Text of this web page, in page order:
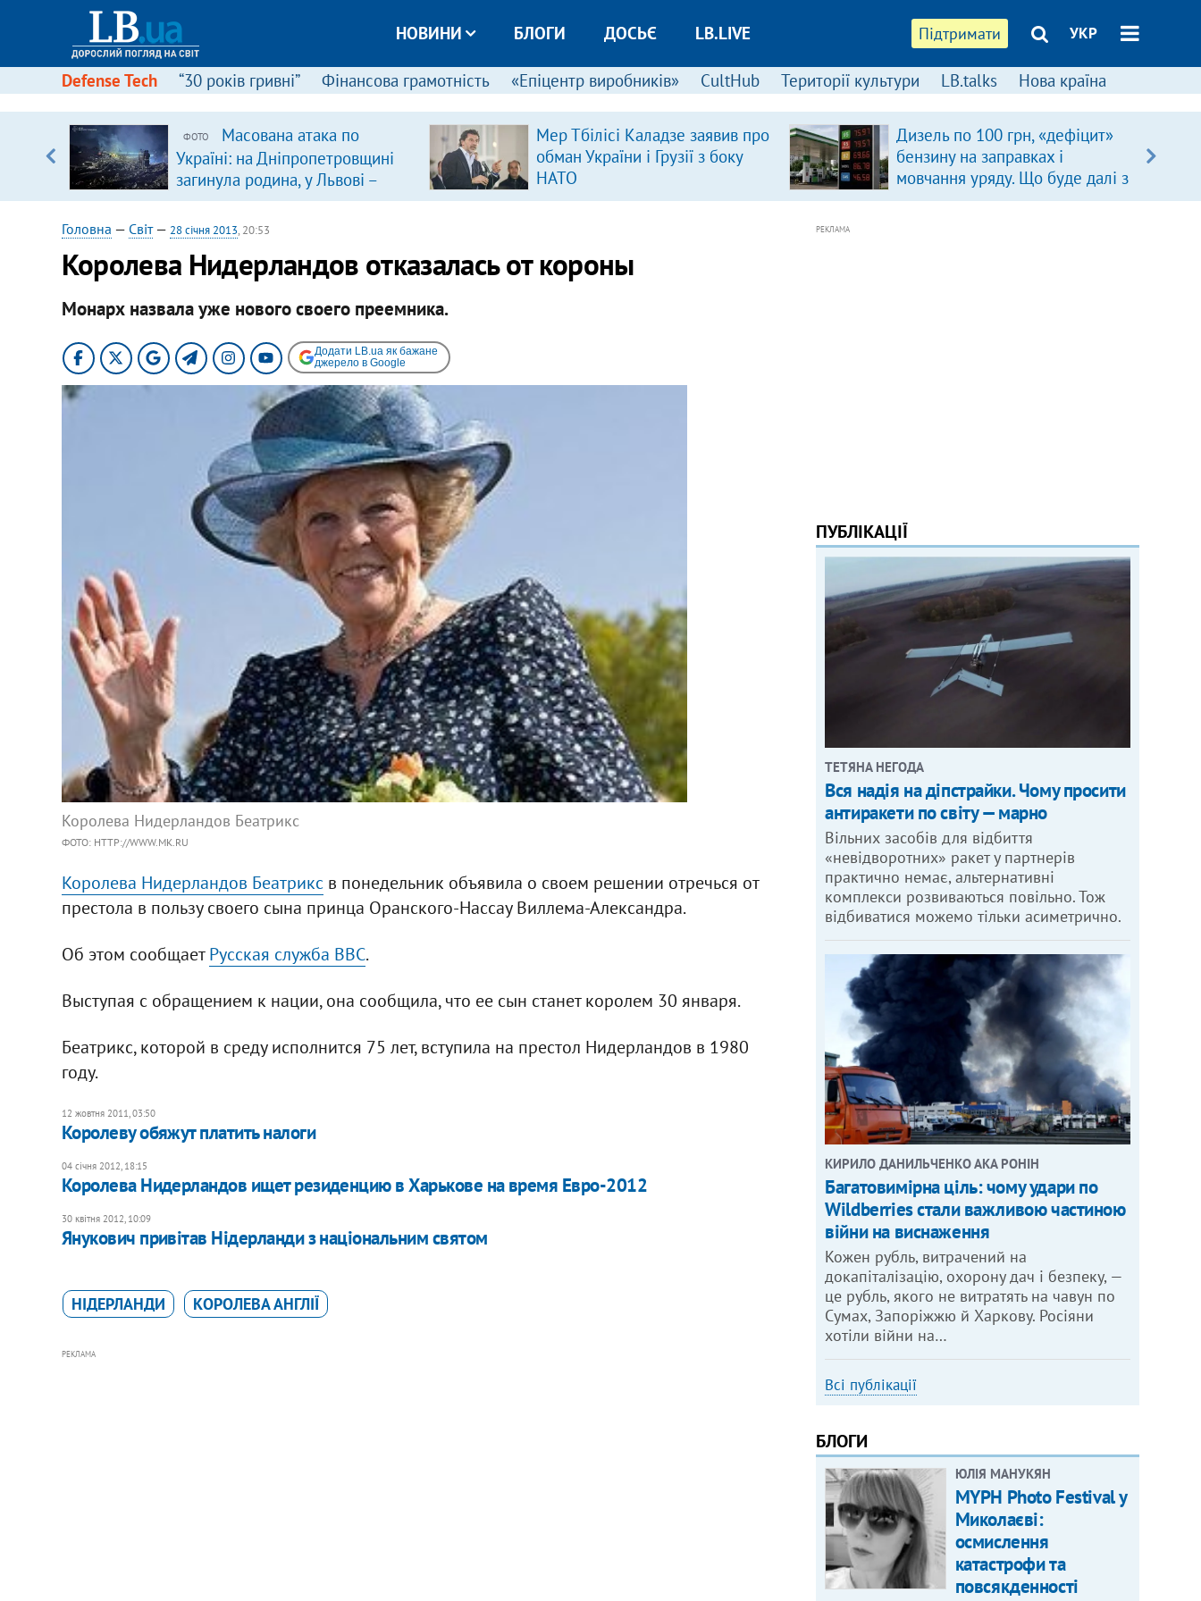
Підтримати УКР
НОВИНИ БЛОГИ ДОСЬЄ LB.LIVE
Defense Tech “30 років гривні” Фінансова грамотність «Епіцентр виробників» CultHub Території культури LB.talks Нова країна
ФОТО
Масована атака по
Україні: на Дніпропетровщині
загинула родина, у Львові –
удар по багатоповерхівках
(доповнюється)
Мер Тбілісі Каладзе заявив про
обман України і Грузії з боку
НАТО
Дизель по 100 грн, «дефіцит»
бензину на заправках і
мовчання уряду. Що буде далі з
цінами на пальне?
Головна — Світ— 28 січня 2013, 20:53
Королева Нидерландов отказалась от короны
Монарх назвала уже нового своего преемника.
Додати LB.ua як бажане
джерело в Google
Королева Нидерландов Беатрикс
ФОТО: HTTP://WWW.MK.RU
Королева Нидерландов Беатриксв понедельник объявила о своем решении отречься от
престола в пользу своего сына принца Оранского-Нассау Виллема-Александра.
Об этом сообщаетРусская служба ВВС.
Выступая с обращением к нации, она сообщила, что ее сын станет королем 30 января.
Беатрикс, которой в среду исполнится 75 лет, вступила на престол Нидерландов в 1980
году.
12 жовтня 2011, 03:50
Королеву обяжут платить налоги
04 січня 2012, 18:15
Королева Нидерландов ищет резиденцию в Харькове на время Евро-2012
30 квітня 2012, 10:09
Янукович привітав Нідерланди з національним святом
НІДЕРЛАНДИ КОРОЛЕВА АНГЛІЇ
РЕКЛАМА
РЕКЛАМА
ПУБЛІКАЦІЇ
ТЕТЯНА НЕГОДА
Вся надія на діпстрайки. Чому просити
антиракети по світу — марно
Вільних засобів для відбиття
«невідворотних» ракет у партнерів
практично немає, альтернативні
комплекси розвиваються повільно. Тож
відбиватися можемо тільки асиметрично.
КИРИЛО ДАНИЛЬЧЕНКО АКА РОНІН
Багатовимірна ціль: чому удари по
Wildberries стали важливою частиною
війни на виснаження
Кожен рубль, витрачений на
докапіталізацію, охорону дач і безпеку, —
це рубль, якого не витратять на чавун по
Сумах, Запоріжжю й Харкову. Росіяни
хотіли війни на…
Всі публікації
БЛОГИ
ЮЛІЯ МАНУКЯН
MYPH Photo Festival у
Миколаєві:
осмислення
катастрофи та
повсякденності